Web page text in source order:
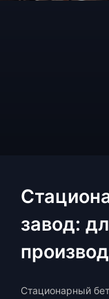
завод:
Стационарный